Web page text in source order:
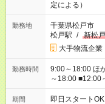
定による）
勤務地
千葉県松戸市
松戸駅 / 新松
大手物流企業
勤務時間
9:00～18:00 ほかにも下記のシフトあり！ ■9:00～18:00 ■10:00
～18:00 ■12:00
～翌6:00 など ※お仕事、勤務地により勤務時間帯は異なりま
す
期間
即日スタート